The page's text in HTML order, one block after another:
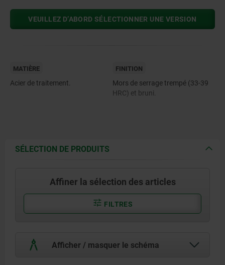
VEUILLEZ D’ABORD SÉLECTIONNER UNE VERSION
MATIÈRE
Acier de traitement.
FINITION
Mors de serrage trempé (33-39
HRC) et bruni.
SÉLECTION DE PRODUITS
Affiner la sélection des articles
FILTRES
Afficher / masquer le schéma